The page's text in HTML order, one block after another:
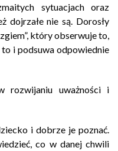
sytuacjach oraz
dojrzałe nie są. Dorosły
który obserwuje to,
i podsuwa odpowiednie
rozwijaniu uważności i
i dobrze je poznać.
co w danej chwili